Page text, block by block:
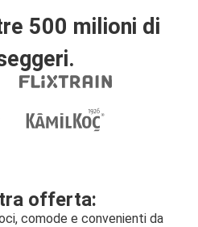
500 milioni di
offerta:
comode e convenienti da